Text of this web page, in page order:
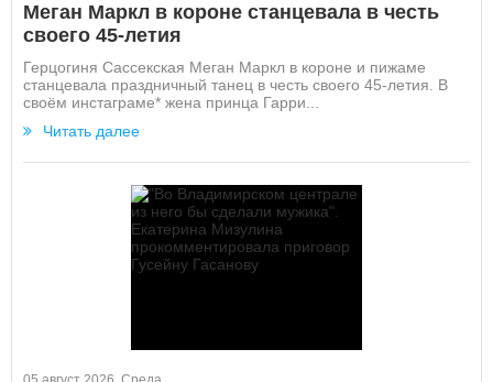
Меган Маркл в короне станцевала в честь
своего 45-летия
Герцогиня Сассекская Меган Маркл в короне и пижаме
станцевала праздничный танец в честь своего 45-летия. В
своём инстаграме* жена принца Гарри...
Читать далее